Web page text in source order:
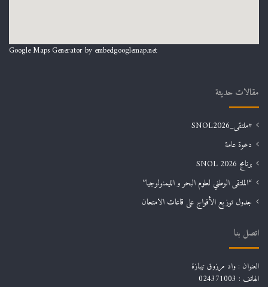
Google Maps Generator by embedgooglemap.net
مقالات حديثة
#ملتقى_SNOL2026
دعوة عامة
برنامج SNOL 2026
“الملتقى الوطني لعلوم البحر و الليمنولوجيا”
جدول توزيع الأفواج على قاعات الامتحان
اتصل بنا
العنوان : واد مرزوق تيبازة
الهاتف : 024371003